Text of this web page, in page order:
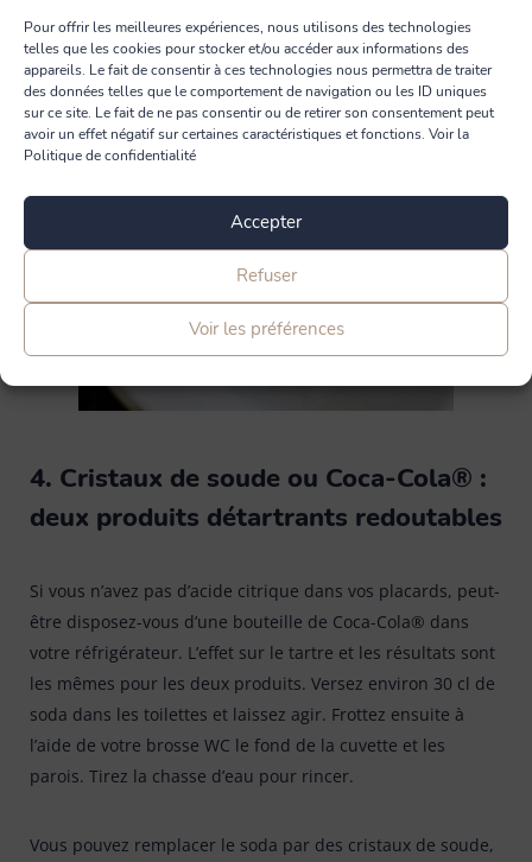
Pour offrir les meilleures expériences, nous utilisons des technologies
telles que les cookies pour stocker et/ou accéder aux informations des
appareils. Le fait de consentir à ces technologies nous permettra de traiter
des données telles que le comportement de navigation ou les ID uniques
sur ce site. Le fait de ne pas consentir ou de retirer son consentement peut
avoir un effet négatif sur certaines caractéristiques et fonctions. Voir la
Politique de confidentialité
Accepter
Refuser
Voir les préférences
nuit complète. Le matin, frottez le fond et les parois
entartrées avec votre brosse WC. Tirez ensuite la chasse
d’eau pourretrouver une cuvette bien propre.
4. Cristaux de soude ou Coca-Cola® :
deux produits détartrants redoutables
Si vous n’avez pas d’acide citrique dans vos placards, peut-
être disposez-vous d’une bouteille de Coca-Cola® dans
votre réfrigérateur. L’effet sur le tartre et les résultats sont
les mêmes pour les deux produits. Versez environ 30 cl de
soda dans les toilettes et laissez agir. Frottez ensuite à
l’aide de votre brosse WC le fond de la cuvette et les
parois. Tirez la chasse d’eau pour rincer.
Vous pouvez remplacer le soda par des cristaux de soude,